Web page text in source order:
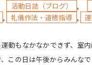
活動日誌（ブログ） ,
, 礼儀作法・道徳指導 ,
動もなかなかできず、室
この日は午後からみんな